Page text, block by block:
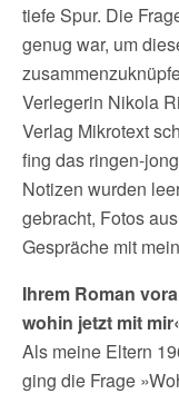
tiefe Spur. Die
genug war, um
Verlegerin Nikola
Verlag Mikrotext
fing das ringen-
Notizen wurden
gebracht, Fotos
Gespräche mit
Ihrem Roman
wohin jetzt mit
Als meine Eltern
ging die Frage